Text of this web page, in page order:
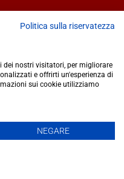
Policy
giornalistica registrata
n.02/2024 del 17/07/2024 |
Politica sulla riservatezza
nostri visitatori, per migliorare
e offrirti un'esperienza di
sui cookie utilizziamo
NEGARE